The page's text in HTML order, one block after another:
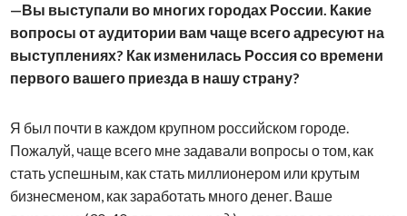
Вы выступали во многих городах России. Какие
вопросы от аудитории вам чаще всего адресуют на
выступлениях? Как изменилась Россия со времени
первого вашего приезда в нашу страну?
Я был почти в каждом крупном российском городе.
Пожалуй, чаще всего мне задавали вопросы о том, как
стать успешным, как стать миллионером или крутым
бизнесменом, как заработать много денег. Ваше